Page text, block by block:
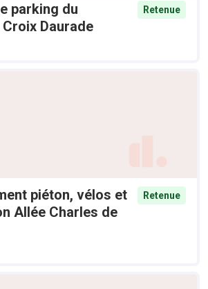
parking du
Daurade
Retenue
piéton, vélos et
Allée Charles de
Retenue